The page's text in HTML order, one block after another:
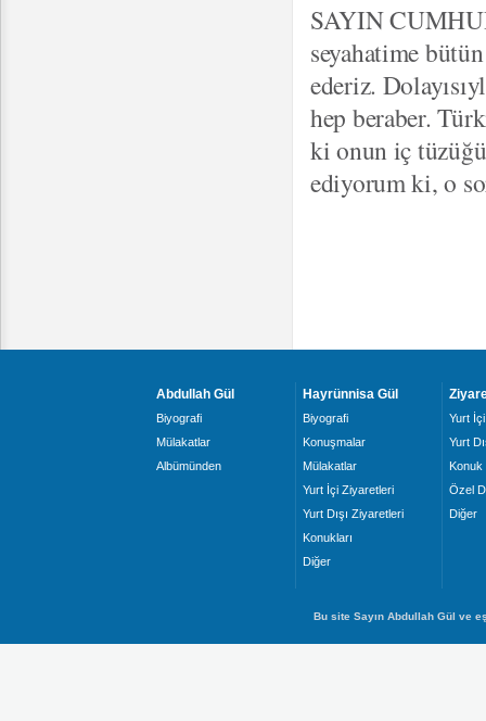
SAYIN
seyahatime
ederiz.
hep beraber.
ki onun iç
ediyorum ki, o
Abdullah Gül
Biyografi
Mülakatlar
Albümünden
Hayrünnisa Gül
Biyografi
Konuşmalar
Mülakatlar
Yurt İçi Ziyaretleri
Yurt Dışı Ziyaretleri
Konukları
Diğer
Yurt İçi
Yurt
Konuk
Özel
Diğer
Bu site Sayın Abdullah Gül ve